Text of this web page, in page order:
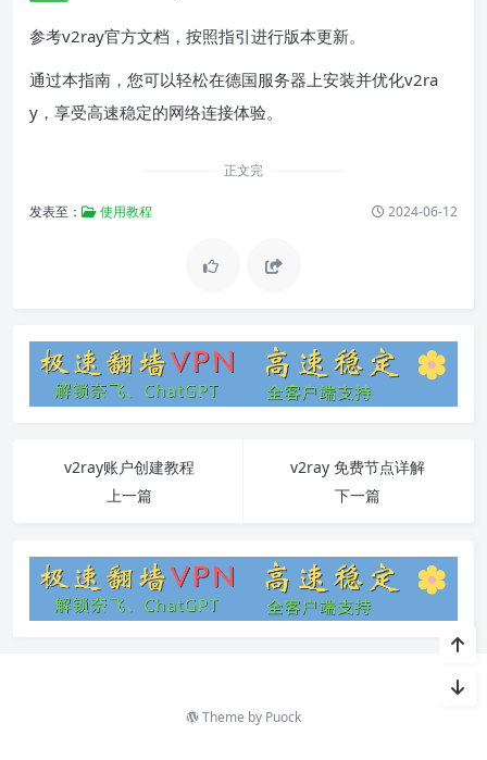
参考v2ray官方文档，按照指引进行版本更新。
通过本指南，您可以轻松在德国服务器上安装并优化v2ra
y，享受高速稳定的网络连接体验。
正文完
发表至： 使用教程 2024-06-12
v2ray账户创建教程
上一篇
v2ray 免费节点详解
下一篇
Theme by Puock